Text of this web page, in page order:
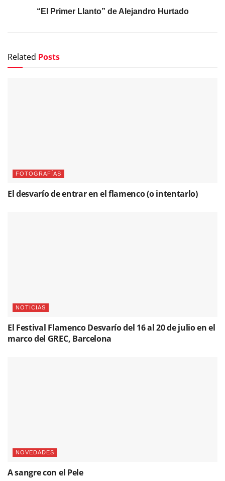
“El Primer Llanto” de Alejandro Hurtado
Related Posts
FOTOGRAFÍAS
El desvarío de entrar en el flamenco (o intentarlo)
NOTICIAS
El Festival Flamenco Desvarío del 16 al 20 de julio en el
marco del GREC, Barcelona
NOVEDADES
A sangre con el Pele